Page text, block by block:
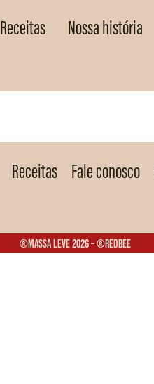
Receitas Nossa história
Receitas Fale conosco
®Massa Leve 2026 – ®Redbee